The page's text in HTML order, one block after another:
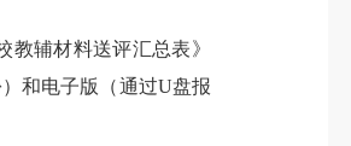
辅材料送评汇总表》
和电子版（通过U盘报